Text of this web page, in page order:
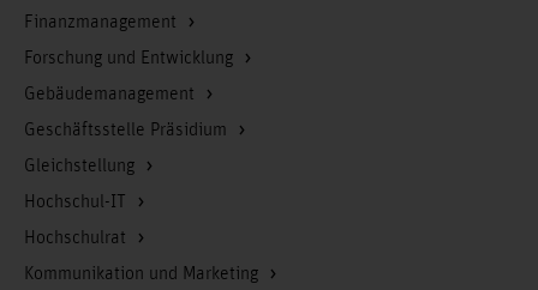
Finanzmanagement
Forschung und Entwicklung
Gebäudemanagement
Geschäftsstelle Präsidium
Gleichstellung
Hochschul-IT
Hochschulrat
Kommunikation und Marketing